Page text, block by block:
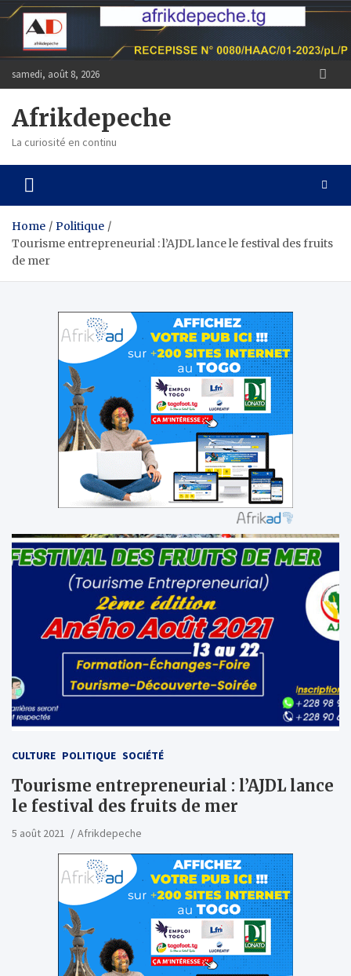
Skip
content
samedi, août 8, 2026
Afrikdepeche
La curiosité en continu
Home
Politique
Tourisme entrepreneurial : l’AJDL lance le festival des fruits
de mer
CULTURE POLITIQUE SOCIÉTÉ
Tourisme entrepreneurial : l’AJDL lance
le festival des fruits de mer
5 août 2021 Afrikdepeche